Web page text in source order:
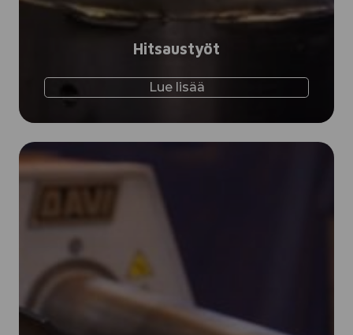
Hitsaustyöt
Lue lisää